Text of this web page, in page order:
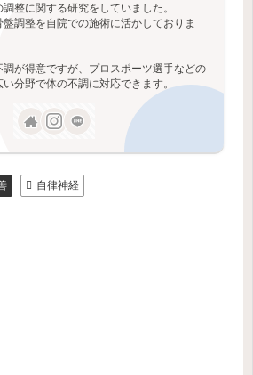
整に関する研究をしていました。
調整を自院での施術に活かしておりま
が得意ですが、プロスポーツ選手などの
分野で体の不調に対応できます。
自律神経